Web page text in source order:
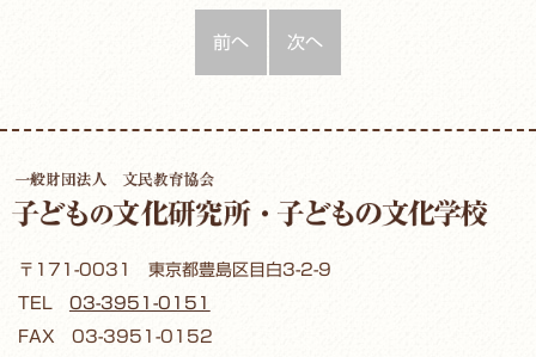
前へ 次へ
〒171-0031 東京都豊島区目白3-2-9
TEL 03-3951-0151
FAX 03-3951-0152